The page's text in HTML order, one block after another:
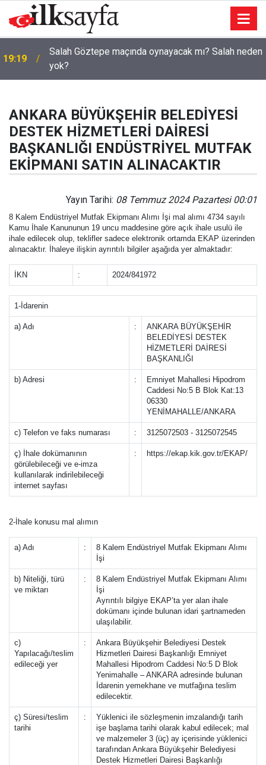
19:19
Salah Göztepe maçında oynayacak mı? Salah neden
yok?
ANKARA BÜYÜKŞEHİR BELEDİYESİ
DESTEK HİZMETLERİ DAİRESİ
BAŞKANLIĞI ENDÜSTRİYEL MUTFAK
EKİPMANI SATIN ALINACAKTIR
Yayın Tarihi: 08 Temmuz 2024 Pazartesi 00:01
8 Kalem Endüstriyel Mutfak Ekipmanı Alımı İşi mal alımı 4734 sayılı
Kamu İhale Kanununun 19 uncu maddesine göre açık ihale usulü ile
ihale edilecek olup, teklifler sadece elektronik ortamda EKAP üzerinden
alınacaktır. İhaleye ilişkin ayrıntılı bilgiler aşağıda yer almaktadır:
İKN : 2024/841972
1-İdarenin
a) Adı :
ANKARA BÜYÜKŞEHİR
BELEDİYESİ DESTEK
HİZMETLERİ DAİRESİ
BAŞKANLIĞI
b) Adresi :
Emniyet Mahallesi Hipodrom
Caddesi No:5 B Blok Kat:13
06330
YENİMAHALLE/ANKARA
c) Telefon ve faks numarası : 3125072503 - 3125072545
ç) İhale dokümanının
görülebileceği ve e-imza
kullanılarak indirilebileceği
internet sayfası
: https://ekap.kik.gov.tr/EKAP/
2-İhale konusu mal alımın
a) Adı :
8 Kalem Endüstriyel Mutfak Ekipmanı Alımı
İşi
b) Niteliği, türü
ve miktarı
:
8 Kalem Endüstriyel Mutfak Ekipmanı Alımı
İşi
Ayrıntılı bilgiye EKAP’ta yer alan ihale
dokümanı içinde bulunan idari şartnameden
ulaşılabilir.
c)
Yapılacağı/teslim
edileceği yer
:
Ankara Büyükşehir Belediyesi Destek
Hizmetleri Dairesi Başkanlığı Emniyet
Mahallesi Hipodrom Caddesi No:5 D Blok
Yenimahalle – ANKARA adresinde bulunan
İdarenin yemekhane ve mutfağına teslim
edilecektir.
ç) Süresi/teslim
tarihi
:
Yüklenici ile sözleşmenin imzalandığı tarih
işe başlama tarihi olarak kabul edilecek; mal
ve malzemeler 3 (üç) ay içerisinde yüklenici
tarafından Ankara Büyükşehir Belediyesi
Destek Hizmetleri Dairesi Başkanlığı